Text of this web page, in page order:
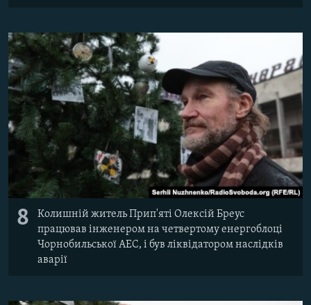
8
Колишній житель Прип'яті Олексій Бреус
працював інженером на четвертому енергоблоці
Чорнобильської АЕС, і був ліквідатором наслідків
аварії